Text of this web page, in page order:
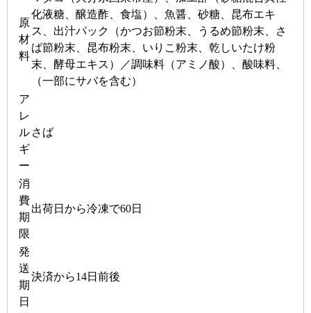
原
材
料
化液糖、醸造酢、食塩）、魚醤、砂糖、昆布エキ
ス、出汁パック（かつお節粉末、うるめ節粉末、さ
ば節粉末、昆布粉末、いりこ粉末、乾しいたけ粉
末、酵母エキス）／調味料（アミノ酸）、酸味料、
（一部にサバを含む）
ア
レ
ル
ギ
ー
さば
消
費
期
限
出荷日から冷凍で60日
発
送
期
日
決済から14日前後